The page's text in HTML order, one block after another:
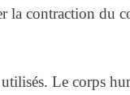
la contraction du
Le corps